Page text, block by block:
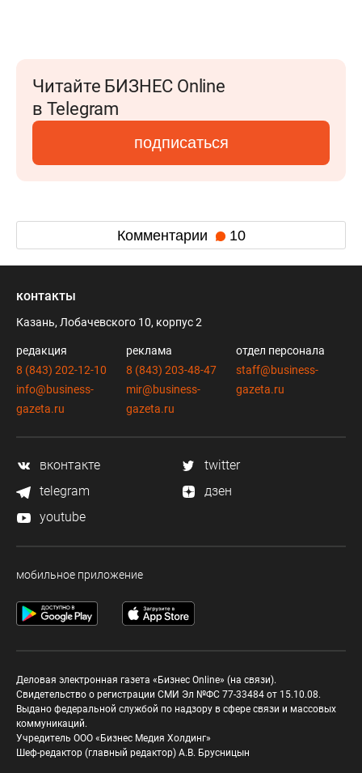
Читайте БИЗНЕС Online
в Telegram
подписаться
Комментарии 10
контакты
Казань, Лобачевского 10, корпус 2
редакция
8 (843) 202-12-10
info@business-
gazeta.ru
реклама
8 (843) 203-48-47
mir@business-
gazeta.ru
отдел персонала
staff@business-
gazeta.ru
вконтакте
twitter
telegram
дзен
youtube
мобильное приложение
Деловая электронная газета «Бизнес Online» (на связи).
Свидетельство о регистрации СМИ Эл №ФС 77-33484 от 15.10.08.
Выдано федеральной службой по надзору в сфере связи и массовых
коммуникаций.
Учредитель ООО «Бизнес Медия Холдинг»
Шеф-редактор (главный редактор) А.В. Брусницын